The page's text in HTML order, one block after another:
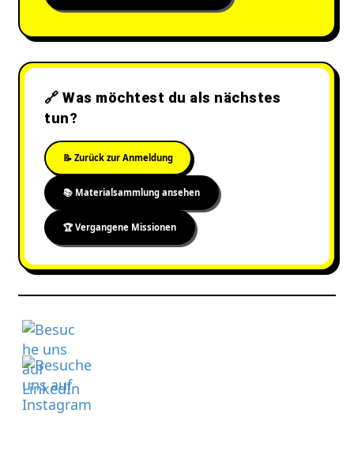
🔗 Was möchtest du als nächstes
tun?
📝 Zurück zur Anmeldung
📚 Materialsammlung ansehen
🏆 Vergangene Missionen